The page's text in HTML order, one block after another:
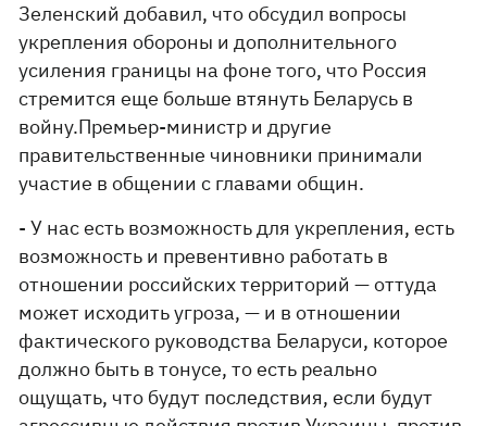
Зеленский добавил, что обсудил вопросы
укрепления обороны и дополнительного
усиления границы на фоне того, что Россия
стремится еще больше втянуть Беларусь в
войну.Премьер-министр и другие
правительственные чиновники принимали
участие в общении с главами общин.
- У нас есть возможность для укрепления, есть
возможность и превентивно работать в
отношении российских территорий — оттуда
может исходить угроза, — и в отношении
фактического руководства Беларуси, которое
должно быть в тонусе, то есть реально
ощущать, что будут последствия, если будут